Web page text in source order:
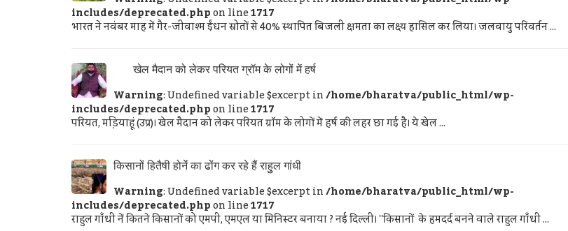
includes/deprecated.phpon line1717
भारत ने नवंबर माह में गैर-जीवाश्म ईंधन स्रोतों से 40% स्थापित बिजली क्षमता का लक्ष्य हासिल कर लिया। जलवायु परिवर्तन ...
खेल मैदान को लेकर परियत ग्रॉम के लोगों में हर्ष
Warning: Undefined variable $excerpt in/home/bharatva/public_html/wp-
includes/deprecated.phpon line1717
परियत, मडि़याहूं (उप्र)। खेल मैदान को लेकर परियत ग्रॉम के लोगों में हर्ष की लहर छा गई है। ये खेल ...
किसानों हितैषी होनेंं का ढोंग कर रहे हैं राहुुल गांधी
Warning: Undefined variable $excerpt in/home/bharatva/public_html/wp-
includes/deprecated.phpon line1717
राहुल गाँधी नें कितने किसानों को एमपी, एमएल या मिनिस्टर बनाया ? नई दिल्ली। ''किसानों के हमदर्द बनने वाले राहुल गाँधी ...